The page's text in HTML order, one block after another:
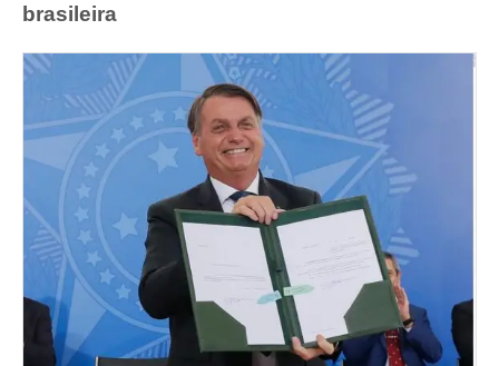
brasileira